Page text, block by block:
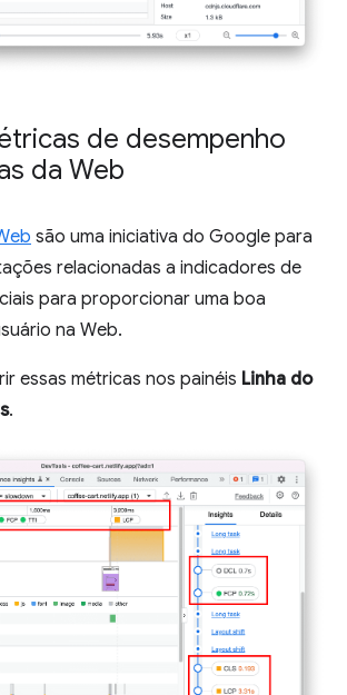
de desempenho
da Web
são uma iniciativa do Google para
relacionadas a indicadores de
para proporcionar uma boa
na Web.
essas métricas nos painéis Linha do
.